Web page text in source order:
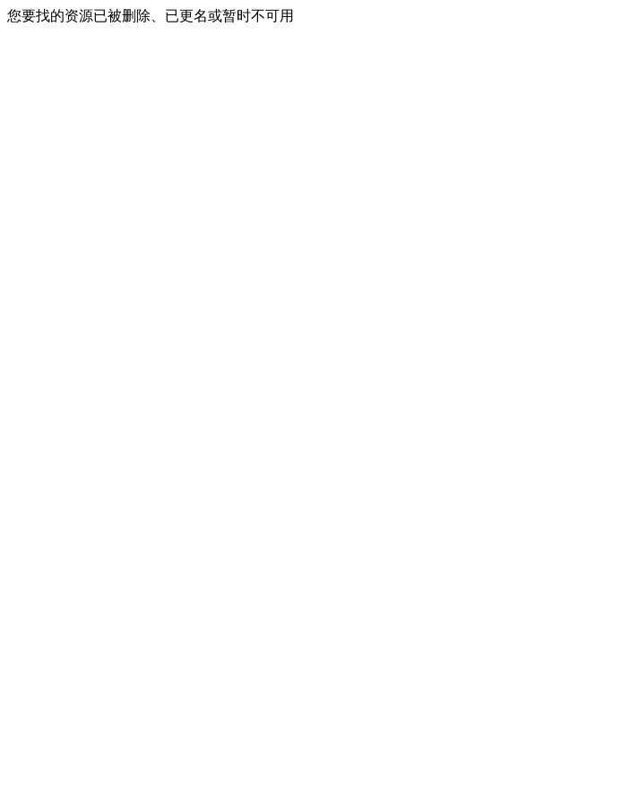
您要找的资源已被删除、已更名或暂时不可用